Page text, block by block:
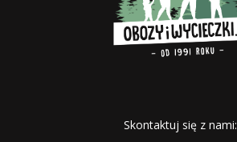
Skontaktuj się z nami: